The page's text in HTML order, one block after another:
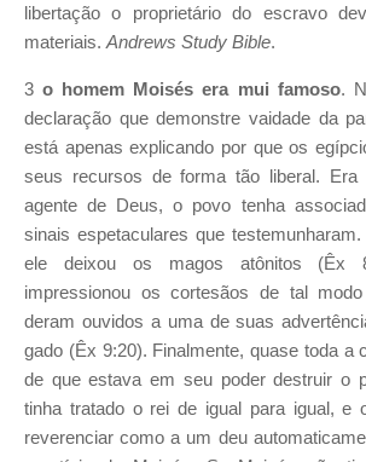
libertação o proprietário do escravo
materiais. Andrews Study Bible.
3o homem Moisés era mui famoso.
declaração que demonstre vaidade da
está apenas explicando por que os
seus recursos de forma tão liberal. Era
agente de Deus, o povo tenha
sinais espetaculares que
ele deixou os magos atônitos (Êx
impressionou os cortesãos de tal
deram ouvidos a uma de suas
gado (Êx 9:20). Finalmente, quase toda a
de que estava em seu poder destruir o
tinha tratado o rei de igual para igual, e
reverenciar como a um deu